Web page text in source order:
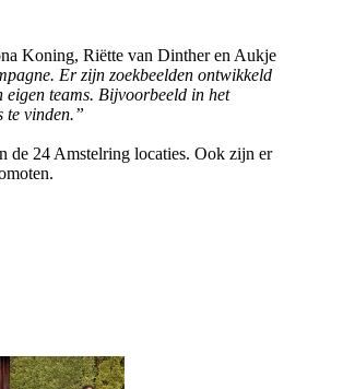
Koning, Riëtte van Dinther en Aukje
Er zijn zoekbeelden ontwikkeld
eigen teams. Bijvoorbeeld in het
te vinden.”
de 24 Amstelring locaties. Ook zijn er